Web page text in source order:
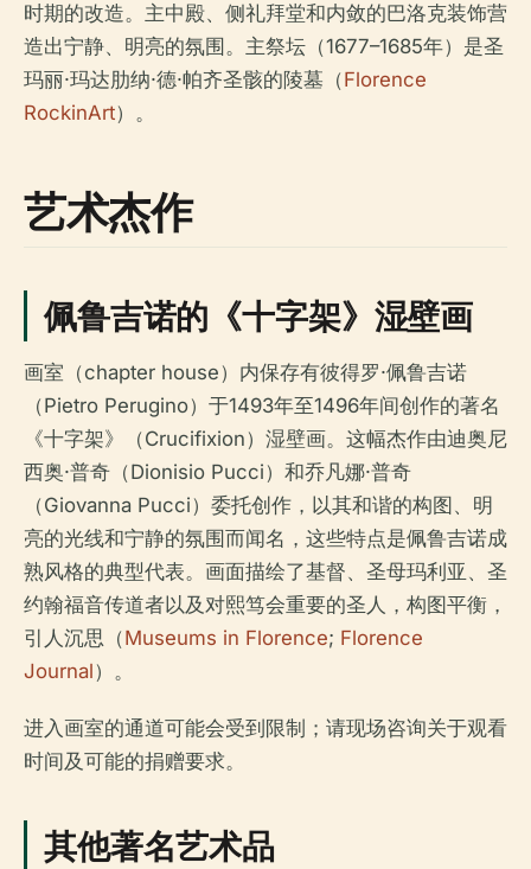
时期的改造。主中殿、侧礼拜堂和内敛的巴洛克装饰营
造出宁静、明亮的氛围。主祭坛（1677–1685年）是圣
玛丽·玛达肋纳·德·帕齐圣骸的陵墓（Florence
RockinArt）。
艺术杰作
佩鲁吉诺的《十字架》湿壁画
画室（chapter house）内保存有彼得罗·佩鲁吉诺
（Pietro Perugino）于1493年至1496年间创作的著名
《十字架》（Crucifixion）湿壁画。这幅杰作由迪奥尼
西奥·普奇（Dionisio Pucci）和乔凡娜·普奇
（Giovanna Pucci）委托创作，以其和谐的构图、明
亮的光线和宁静的氛围而闻名，这些特点是佩鲁吉诺成
熟风格的典型代表。画面描绘了基督、圣母玛利亚、圣
约翰福音传道者以及对熙笃会重要的圣人，构图平衡，
引人沉思（Museums in Florence; Florence
Journal）。
进入画室的通道可能会受到限制；请现场咨询关于观看
时间及可能的捐赠要求。
其他著名艺术品